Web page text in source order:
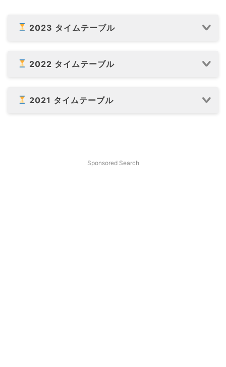
2023 タイムテーブル
2022 タイムテーブル
2021 タイムテーブル
Sponsored Search